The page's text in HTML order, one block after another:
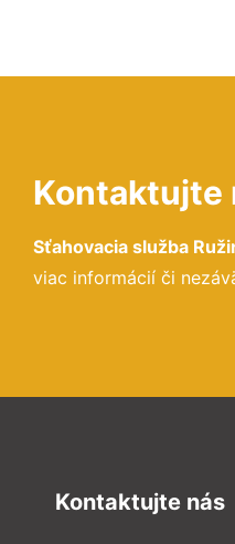
Kontaktujte
Sťahovacia služba
viac informácií či
Kontaktujte nás